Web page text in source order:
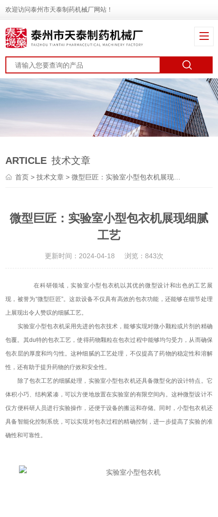
欢迎访问泰州市天泰制药机械厂网站！
ARTICLE 技术文章
首页 >技术文章 > 微型巨匠：实验室小型包衣机展现细腻工艺
微型巨匠：实验室小型包衣机展现细腻
工艺
更新时间：2024-04-18 浏览：843次
在科研领域，实验室小型包衣机以其优的微型设计和出色的工艺展
现，被誉为“微型巨匠”。这款设备不仅具有高效的包衣功能，还能够在细节处理
上展现出令人赞叹的细腻工艺。
实验室小型包衣机采用先进的包衣技术，能够实现对微小颗粒或片剂的精确
包覆。其du特的包衣工艺，使得药物颗粒在包衣过程中能够均匀受力，从而确保
包衣层的厚度和均匀性。这种细腻的工艺处理，不仅提高了药物的稳定性和溶解
性，还有助于提升药物的疗效和安全性。
除了包衣工艺的细腻处理，实验室小型包衣机还具备微型化的设计特点。它
体积小巧、结构紧凑，可以方便地放置在实验室的有限空间内。这种微型设计不
仅方便科研人员进行实验操作，还便于设备的搬运和存储。同时，小型包衣机还
具备智能化控制系统，可以实现对包衣过程的精确控制，进一步提高了实验的准
确性和可靠性。